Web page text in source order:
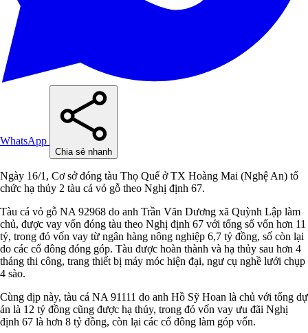
WhatsApp
Chia sẻ nhanh
Ngày 16/1, Cơ sở đóng tàu Thọ Quế ở TX Hoàng Mai (Nghệ An) tổ
chức hạ thủy 2 tàu cá vỏ gỗ theo Nghị định 67.
Tàu cá vỏ gỗ NA 92968 do anh Trần Văn Dương xã Quỳnh Lập làm
chủ, được vay vốn đóng tàu theo Nghị định 67 với tổng số vốn hơn 11
tỷ, trong đó vốn vay từ ngân hàng nông nghiệp 6,7 tỷ đồng, số còn lại
do các cổ đông đóng góp. Tàu được hoàn thành và hạ thủy sau hơn 4
tháng thi công, trang thiết bị máy móc hiện đại, ngư cụ nghề lưới chụp
4 sào.
Cùng dịp này, tàu cá NA 91111 do anh Hồ Sỹ Hoan là chủ với tổng dự
án là 12 tỷ đồng cũng được hạ thủy, trong đó vốn vay ưu đãi Nghị
định 67 là hơn 8 tỷ đồng, còn lại các cổ đông làm góp vốn.